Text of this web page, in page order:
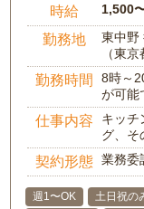
時給 1,500
勤務地
東中野
（東
勤務時間
8時～
が可能
仕事内容
キッチ
グ、そ
契約形態 業務委
週1〜OK 土日祝の